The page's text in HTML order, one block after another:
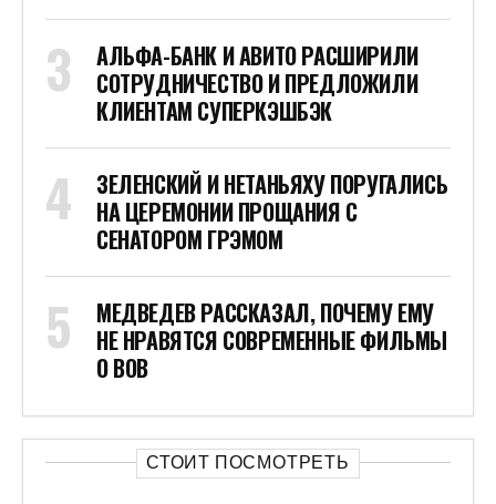
АЛЬФА-БАНК И АВИТО РАСШИРИЛИ
СОТРУДНИЧЕСТВО И ПРЕДЛОЖИЛИ
КЛИЕНТАМ СУПЕРКЭШБЭК
ЗЕЛЕНСКИЙ И НЕТАНЬЯХУ ПОРУГАЛИСЬ
НА ЦЕРЕМОНИИ ПРОЩАНИЯ С
СЕНАТОРОМ ГРЭМОМ
МЕДВЕДЕВ РАССКАЗАЛ, ПОЧЕМУ ЕМУ
НЕ НРАВЯТСЯ СОВРЕМЕННЫЕ ФИЛЬМЫ
О ВОВ
СТОИТ ПОСМОТРЕТЬ